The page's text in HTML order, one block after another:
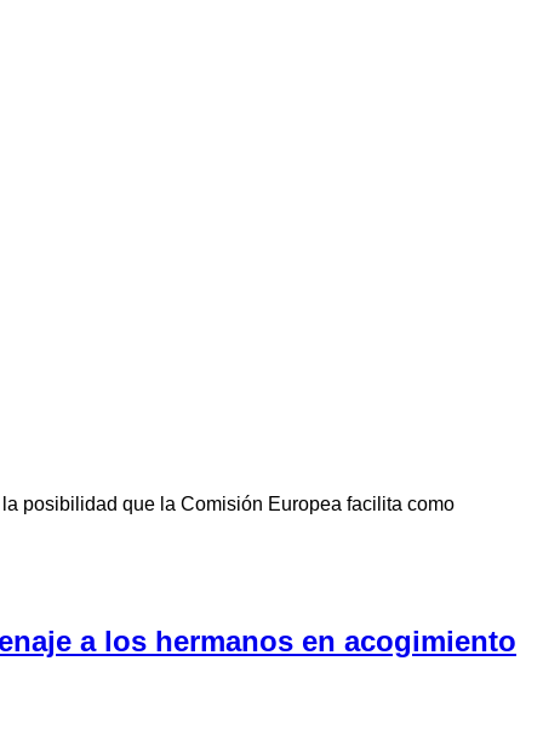
posibilidad que la Comisión Europea facilita como
a los hermanos en acogimiento